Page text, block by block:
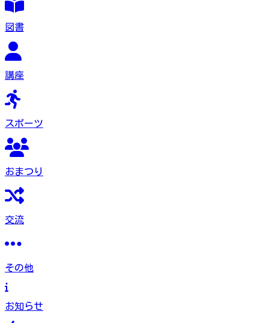
図書
講座
スポーツ
おまつり
交流
その他
お知らせ